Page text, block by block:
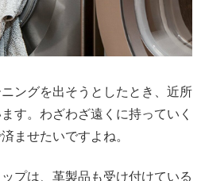
ングを出そうとしたとき、近所
す。わざわざ遠くに持っていく
ませたいですよね。
プは、革製品も受け付けている